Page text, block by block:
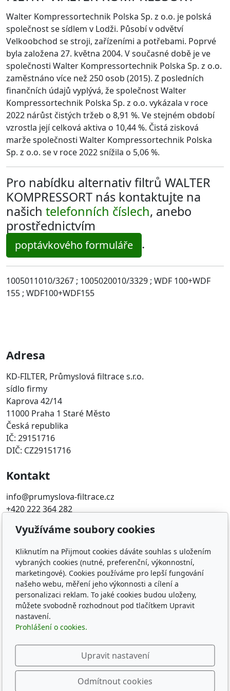
Walter Kompressortechnik Polska Sp. z o.o. je polská
společnost se sídlem v Lodži. Působí v odvětví
Velkoobchod se stroji, zařízeními a potřebami. Poprvé
byla založena 27. května 2004. V současné době je ve
společnosti Walter Kompressortechnik Polska Sp. z o.o.
zaměstnáno více než 250 osob (2015). Z posledních
finančních údajů vyplývá, že společnost Walter
Kompressortechnik Polska Sp. z o.o. vykázala v roce
2022 nárůst čistých tržeb o 8,91 %. Ve stejném období
vzrostla její celková aktiva o 10,44 %. Čistá zisková
marže společnosti Walter Kompressortechnik Polska
Sp. z o.o. se v roce 2022 snížila o 5,06 %.
Pro nabídku alternativ filtrů WALTER
KOMPRESSORT nás kontaktujte na
našich telefonních číslech, anebo
prostřednictvím
poptávkového formuláře .
1005011010/3267 ; 1005020010/3329 ; WDF 100+WDF
155 ; WDF100+WDF155
Adresa
KD-FILTER, Průmyslová filtrace s.r.o.
sídlo firmy
Kaprova 42/14
11000 Praha 1 Staré Město
Česká republika
IČ: 29151716
DIČ: CZ29151716
Kontakt
info@prumyslova-filtrace.cz
+420 222 364 282
Oblíbené odkazy
Katalog filtrů MANN
KDFILTER.CZ
FILTR-FILTRY.CZ
FILTER-FILTERS.EU
Vyhledávání filtrů podle rozměru
Sledujte nás
Využíváme soubory cookies
Kliknutím na Přijmout cookies dáváte souhlas s uložením
vybraných cookies (nutné, preferenční, výkonnostní,
marketingové). Cookies používáme pro lepší fungování
našeho webu, měření jeho výkonnosti a cílení a
personalizaci reklam. To jaké cookies budou uloženy,
můžete svobodně rozhodnout pod tlačítkem Upravit
nastavení.
Prohlášení o cookies.
Upravit nastavení
Odmítnout cookies